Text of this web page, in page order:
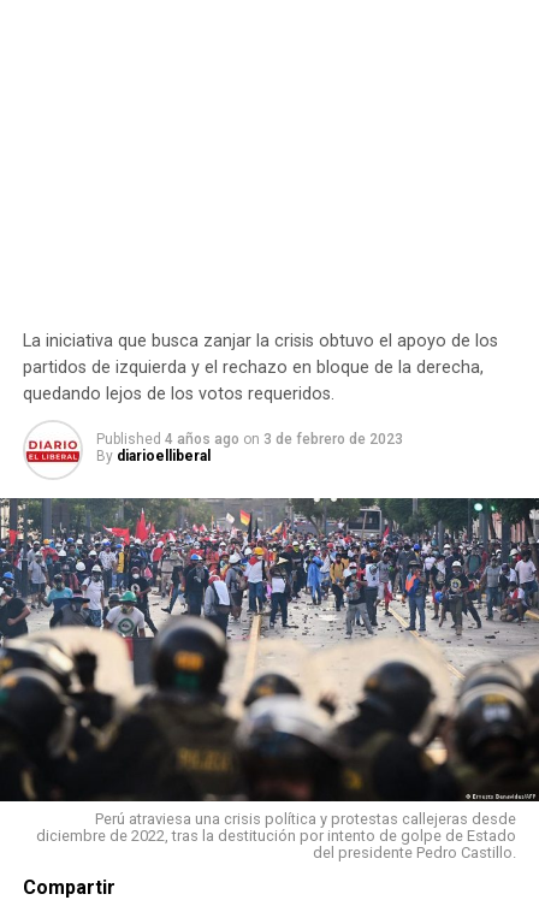
La iniciativa que busca zanjar la crisis obtuvo el apoyo de los
partidos de izquierda y el rechazo en bloque de la derecha,
quedando lejos de los votos requeridos.
Published 4 años ago on 3 de febrero de 2023
By diarioelliberal
Perú atraviesa una crisis política y protestas callejeras desde
diciembre de 2022, tras la destitución por intento de golpe de Estado
del presidente Pedro Castillo.
Compartir